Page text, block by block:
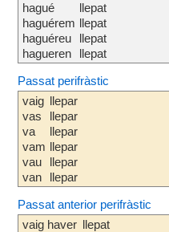
hagué
haguérem
haguéreu
hagueren
llepat
llepat
llepat
llepat
Passat perifràstic
vaig
vas
va
vam
vau
van
llepar
llepar
llepar
llepar
llepar
llepar
Passat anterior perifràstic
vaig haver llepat